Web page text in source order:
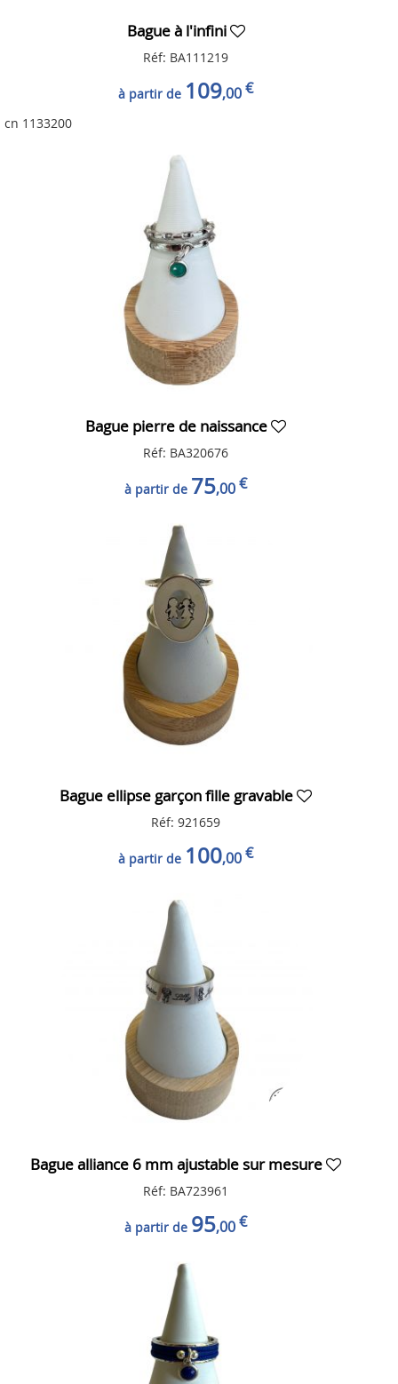
Bague à l'infini
Réf: BA111219
à partir de 109,00€
cn 1133200
Bague pierre de naissance
Réf: BA320676
à partir de 75,00€
Bague ellipse garçon fille gravable
Réf: 921659
à partir de 100,00€
Bague alliance 6 mm ajustable sur mesure
Réf: BA723961
à partir de 95,00€